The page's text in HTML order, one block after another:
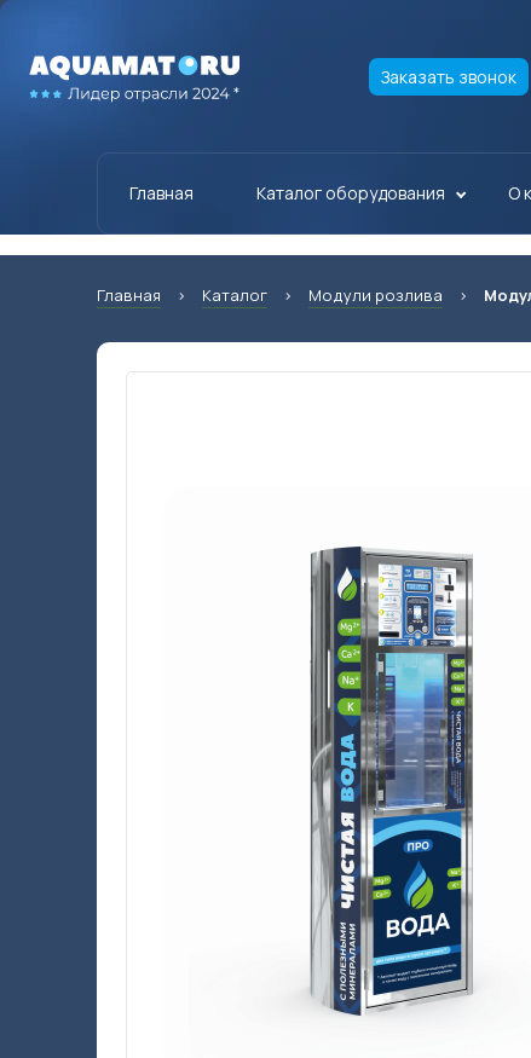
Заказать звонок
Главная Каталог оборудования О
Акваматы фильтрованной воды
Акваматы с привозной водой
Комплектующие к акваматам
Сопутствующее оборудование для продажи
Главная › Каталог › Модули розлива ›